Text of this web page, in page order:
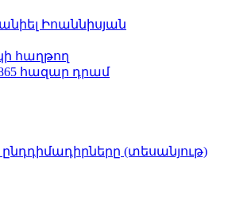
Իոաննիսյան
հաղթող
հազար դրամ
ընդդիմադիրները (տեսանյութ)